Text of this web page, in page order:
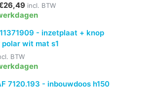
incl. BTW
- inzetplaat + knop
polar wit mat s1
BTW
7120.193 - inbouwdoos h150